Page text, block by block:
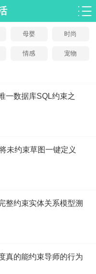
母婴 时尚
情感 宠物
一数据库SQL约束之
未约束草图一键定义
整约束实体关系模型溯
真的能约束导师的行为